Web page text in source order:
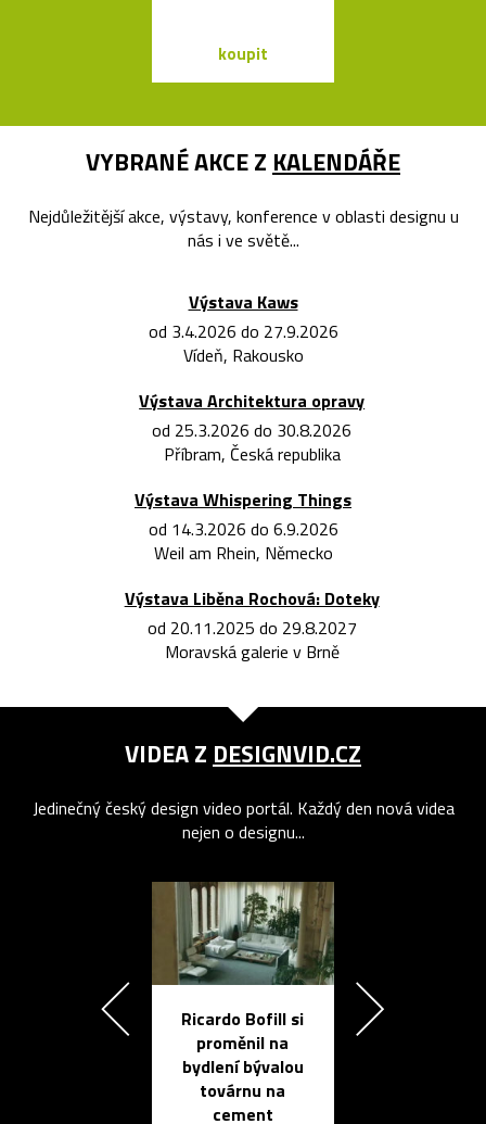
koupit
VYBRANÉ AKCE Z KALENDÁŘE
Nejdůležitější akce, výstavy, konference v oblasti designu u
nás i ve světě...
Výstava Kaws
od 3.4.2026 do 27.9.2026
Vídeň, Rakousko
Výstava Architektura opravy
od 25.3.2026 do 30.8.2026
Příbram, Česká republika
Výstava Whispering Things
od 14.3.2026 do 6.9.2026
Weil am Rhein, Německo
Výstava Liběna Rochová: Doteky
od 20.11.2025 do 29.8.2027
Moravská galerie v Brně
VIDEA Z DESIGNVID.CZ
Jedinečný český design video portál. Každý den nová videa
nejen o designu...
Ricardo Bofill si
proměnil na
bydlení bývalou
továrnu na
cement